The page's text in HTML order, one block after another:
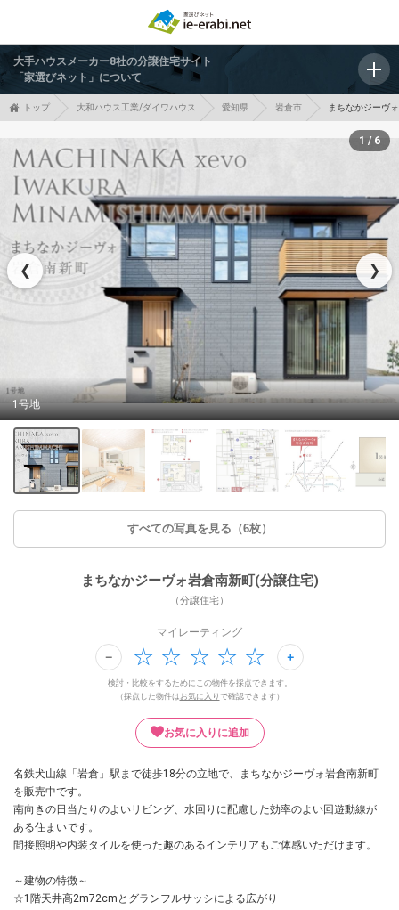
大手ハウスメーカー8社の分譲住宅サイト
「家選びネット」について
トップ 大和ハウス工業/ダイワハウス 愛知県 岩倉市 まちなかジーヴ
❮
1号地
❯
1 / 6
すべての写真を見る（6枚）
まちなかジーヴォ岩倉南新町(分譲住宅)
（分譲住宅）
マイレーティング
検討・比較をするためにこの物件を採点できます。
（採点した物件は お気に入り で確認できます）
お気に入りに追加
名鉄犬山線「岩倉」駅まで徒歩18分の立地で、まちなかジーヴォ岩倉南新町
を販売中です。
南向きの日当たりのよいリビング、水回りに配慮した効率のよい回遊動線が
ある住まいです。
間接照明や内装タイルを使った趣のあるインテリアもご体感いただけます。
～建物の特徴～
☆1階天井高2m72cmとグランフルサッシによる広がり